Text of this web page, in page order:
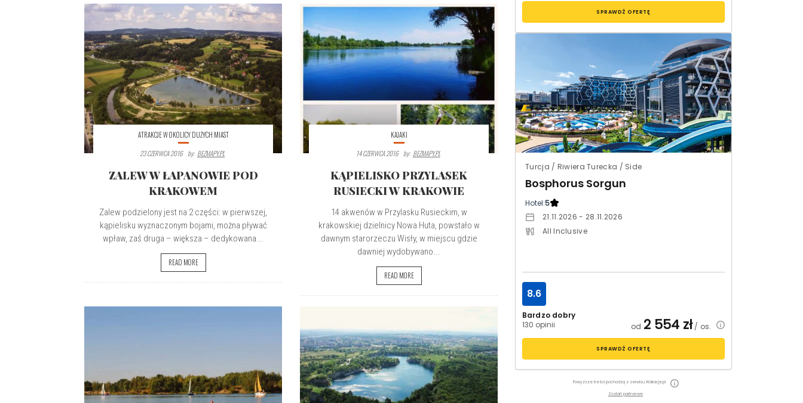
ATRAKCJE W OKOLICY DUŻYCH MIAST
23 CZERWCA 2016
By: BEZMAPY.PL
ZALEW W ŁAPANOWIE POD
KRAKOWEM
Zalew podzielony jest na 2 części: w pierwszej,
kąpielisku wyznaczonym bojami, można pływać
wpław, zaś druga – większa – dedykowana...
READ MORE
KAJAKI
14 CZERWCA 2016
By: BEZMAPY.PL
KĄPIELISKO PRZYLASEK
RUSIECKI W KRAKOWIE
14 akwenów w Przylasku Rusieckim, w
krakowskiej dzielnicy Nowa Huta, powstało w
dawnym starorzeczu Wisły, w miejscu gdzie
dawniej wydobywano...
READ MORE
SPRAWDŹ OFERTĘ
Turcja / Riwiera Turecka / Side
Bosphorus Sorgun
Hotel:5
21.11.2026 - 28.11.2026
All Inclusive
Bardzo dobry
130 opinii
8.6
od 2 554 zł/ os.
SPRAWDŹ OFERTĘ
Powyższe treści pochodzą z serwisu Wakacje.pl
Zostań partnerem